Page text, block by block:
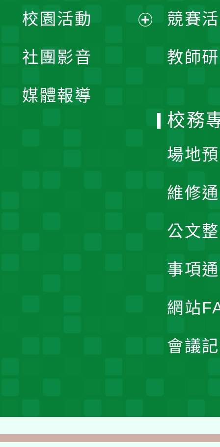
競賽
教師
開
校園活動
社團影音
媒體報導
校務
場地
維修
公文
事項
網站
會議